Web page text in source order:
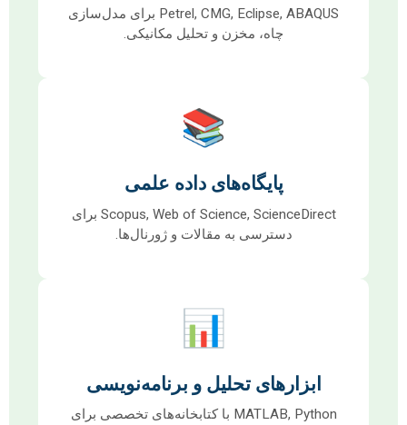
Petrel, CMG, Eclipse, ABAQUS برای مدل‌سازی
چاه، مخزن و تحلیل مکانیکی.
📚
پایگاه‌های داده علمی
Scopus, Web of Science, ScienceDirect برای
دسترسی به مقالات و ژورنال‌ها.
📊
ابزارهای تحلیل و برنامه‌نویسی
MATLAB, Python با کتابخانه‌های تخصصی برای